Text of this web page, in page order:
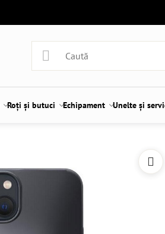
Roți și butuci Echipament Unelte și